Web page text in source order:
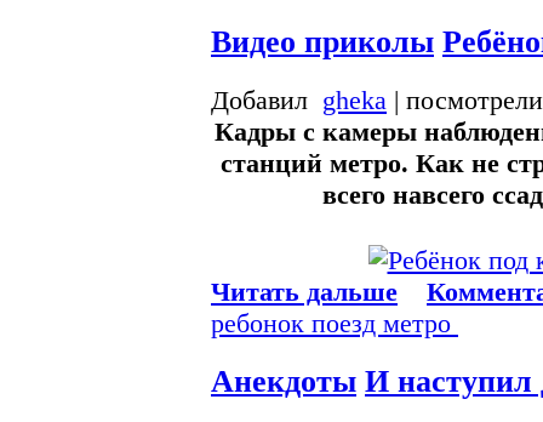
Видео приколы
Добавил gheka |
Кадры с камеры
станций метро. Как не
всего навсего
Читать дальше
ребонок поезд метро
Анекдоты И наступил